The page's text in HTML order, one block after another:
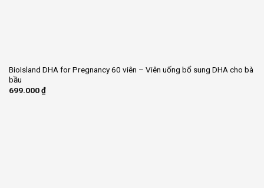
BioIsland DHA for Pregnancy 60 viên – Viên uống bổ sung DHA cho bà
bầu
699.000₫